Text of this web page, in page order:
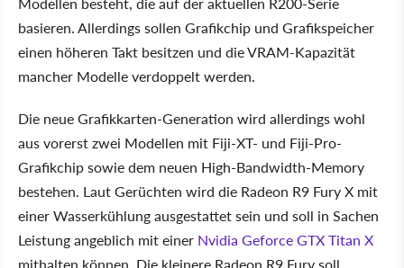
basieren. Allerdings sollen Grafikchip und Grafikspeicher
einen höheren Takt besitzen und die VRAM-Kapazität
mancher Modelle verdoppelt werden.
Die neue Grafikkarten-Generation wird allerdings wohl
aus vorerst zwei Modellen mit Fiji-XT- und Fiji-Pro-
Grafikchip sowie dem neuen High-Bandwidth-Memory
bestehen. Laut Gerüchten wird die Radeon R9 Fury X mit
einer Wasserkühlung ausgestattet sein und soll in Sachen
Leistung angeblich mit einer Nvidia Geforce GTX Titan X
mithalten können. Die kleinere Radeon R9 Fury soll